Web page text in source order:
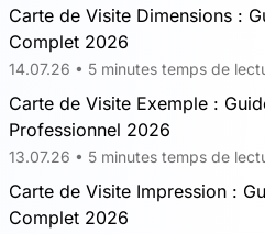
Carte de Visite Dimensions :
Complet 2026
14.07.26 • 5 minutes temps de
Carte de Visite Exemple :
Professionnel 2026
13.07.26 • 5 minutes temps de
Carte de Visite Impression :
Complet 2026